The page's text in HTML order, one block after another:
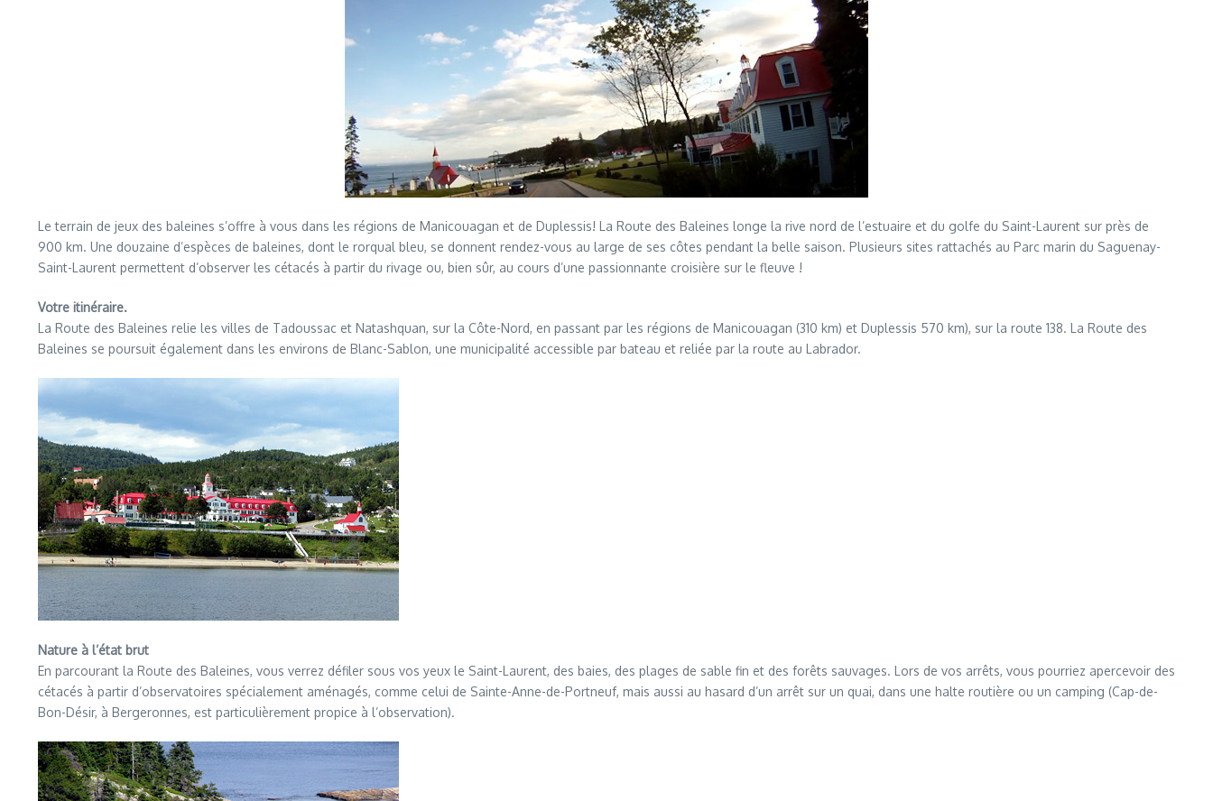
Le terrain de jeux des baleines s’offre à vous dans les régions de Manicouagan et de Duplessis! La Route des Baleines longe la rive nord de l’estuaire et du golfe du Saint-Laurent sur près de
900 km. Une douzaine d’espèces de baleines, dont le rorqual bleu, se donnent rendez-vous au large de ses côtes pendant la belle saison. Plusieurs sites rattachés au Parc marin du Saguenay-
Saint-Laurent permettent d’observer les cétacés à partir du rivage ou, bien sûr, au cours d’une passionnante croisière sur le fleuve !
Votre itinéraire.
La Route des Baleines relie les villes de Tadoussac et Natashquan, sur la Côte-Nord, en passant par les régions de Manicouagan (310 km) et Duplessis 570 km), sur la route 138. La Route des
Baleines se poursuit également dans les environs de Blanc-Sablon, une municipalité accessible par bateau et reliée par la route au Labrador.
Nature à l’état brut
En parcourant la Route des Baleines, vous verrez défiler sous vos yeux le Saint-Laurent, des baies, des plages de sable fin et des forêts sauvages. Lors de vos arrêts, vous pourriez apercevoir des
cétacés à partir d’observatoires spécialement aménagés, comme celui de Sainte-Anne-de-Portneuf, mais aussi au hasard d’un arrêt sur un quai, dans une halte routière ou un camping (Cap-de-
Bon-Désir, à Bergeronnes, est particulièrement propice à l’observation).